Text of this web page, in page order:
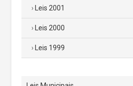
Leis 2001
Leis 2000
Leis 1999